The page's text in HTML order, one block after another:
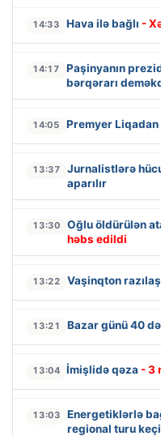
14:33 Hava ilə bağlı -
14:17
Paşinyanın
bərqərarı
14:05 Premyer
13:37
Jurnalistlərə
aparılır
13:30 Oğlu öldürülən
həbs edildi
13:22 Vaşinqton
13:21 Bazar günü 40
13:04 İmişlidə qəza - 3
13:03
Energetiklərlə
regional turu